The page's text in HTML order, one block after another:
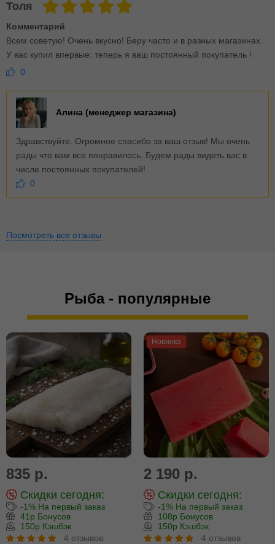
Толя
Комментарий
Всем советую! Очень вкусно! Беру часто и в разных магазинах.
У вас купил впервые: теперь я ваш постоянный покупатель !
0
Алина (менеджер магазина)
Здравствуйте. Огромное спасибо за ваш отзыв! Мы очень
рады что вам все понравилось. Будем рады видеть вас в
числе постоянных покупателей!
0
Посмотреть все отзывы
Рыба - популярные
835 р.
Скидки сегодня:
-1% На первый заказ
41р Бонусов
150р Кэшбэк
4 отзывов
Новинка
2 190 р.
Скидки сегодня:
-1% На первый заказ
108р Бонусов
150р Кэшбэк
4 отзывов